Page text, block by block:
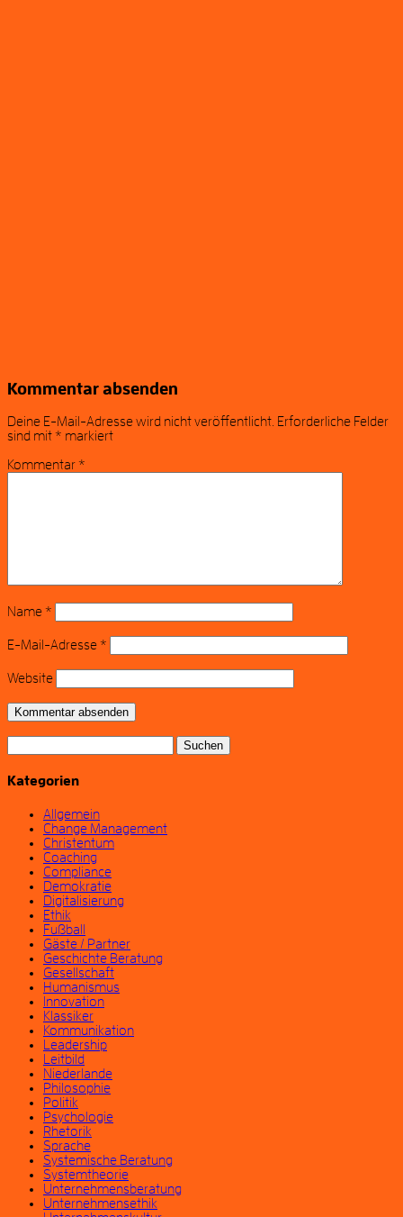
Kommentar absenden
Deine E-Mail-Adresse wird nicht veröffentlicht. Erforderliche Felder
sind mit* markiert
Kommentar*
Name*
E-Mail-Adresse*
Website
Suchen
nach:
Kategorien
Allgemein
Change Management
Christentum
Coaching
Compliance
Demokratie
Digitalisierung
Ethik
Fußball
Gäste / Partner
Geschichte Beratung
Gesellschaft
Humanismus
Innovation
Klassiker
Kommunikation
Leadership
Leitbild
Niederlande
Philosophie
Politik
Psychologie
Rhetorik
Sprache
Systemische Beratung
Systemtheorie
Unternehmensberatung
Unternehmensethik